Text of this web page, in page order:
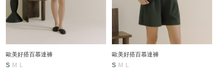
歐美好搭百慕達褲
S M
L
歐美好搭百慕達褲
S M
L